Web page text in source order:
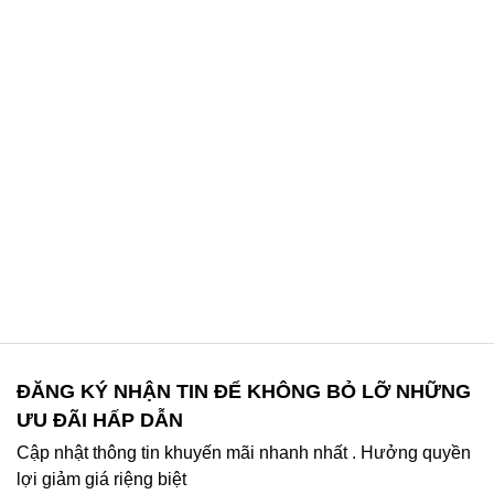
ĐĂNG KÝ NHẬN TIN ĐỂ KHÔNG BỎ LỠ NHỮNG
ƯU ĐÃI HẤP DẪN
Cập nhật thông tin khuyến mãi nhanh nhất . Hưởng quyền
lợi giảm giá riệng biệt